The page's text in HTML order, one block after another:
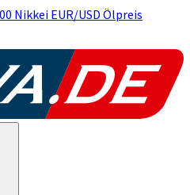
Nikkei EUR/USD Ölpreis